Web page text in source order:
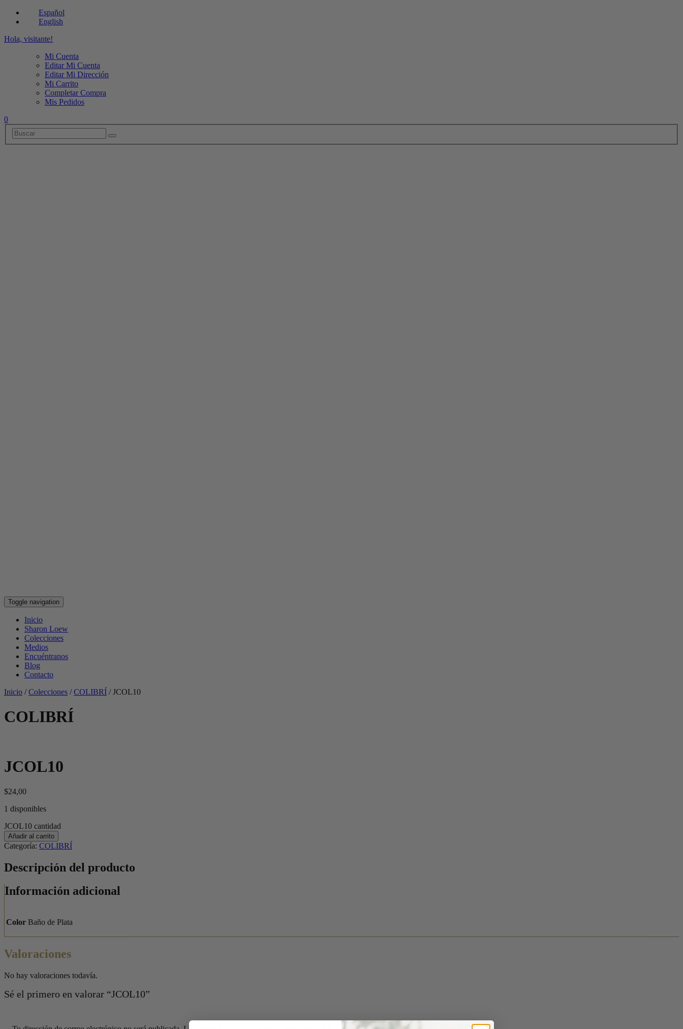
Español
English
Hola, visitante!
Mi Cuenta
Editar Mi Cuenta
Editar Mi Dirección
Mi Carrito
Completar Compra
Mis Pedidos
0
Toggle navigation
Inicio
Sharon Loew
Colecciones
Medios
Encuéntranos
Blog
Contacto
Inicio /Colecciones /COLIBRÍ /JCOL10
COLIBRÍ
JCOL10
$24,00
1 disponibles
JCOL10 cantidad
Añadir al carrito
Categoría: COLIBRÍ
Descripción del producto
Información adicional
Color Baño de Plata
Valoraciones
No hay valoraciones todavía.
Sé el primero en valorar “JCOL10”